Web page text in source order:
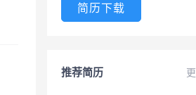
简历下载
推荐简历